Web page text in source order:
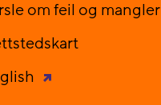
om feil og mangler